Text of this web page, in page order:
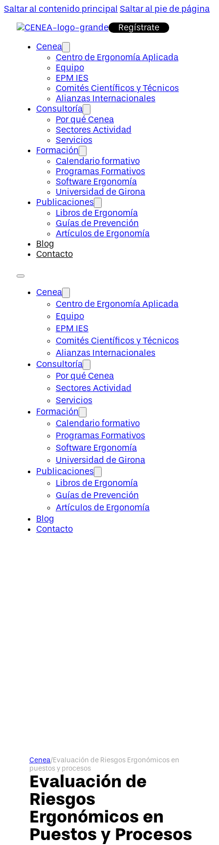
Saltar al contenido principal Saltar al pie de página
Regístrate
Cenea
Centro de Ergonomía Aplicada
Equipo
EPM IES
Comités Científicos y Técnicos
Alianzas Internacionales
Consultoría
Por qué Cenea
Sectores Actividad
Servicios
Formación
Calendario formativo
Programas Formativos
Software Ergonomía
Universidad de Girona
Publicaciones
Libros de Ergonomía
Guías de Prevención
Artículos de Ergonomía
Blog
Contacto
Cenea
Centro de Ergonomía Aplicada
Equipo
EPM IES
Comités Científicos y Técnicos
Alianzas Internacionales
Consultoría
Por qué Cenea
Sectores Actividad
Servicios
Formación
Calendario formativo
Programas Formativos
Software Ergonomía
Universidad de Girona
Publicaciones
Libros de Ergonomía
Guías de Prevención
Artículos de Ergonomía
Blog
Contacto
Cenea/Evaluación de Riesgos Ergonómicos en
puestos y procesos
Evaluación de
Riesgos
Ergonómicos en
Puestos y Procesos